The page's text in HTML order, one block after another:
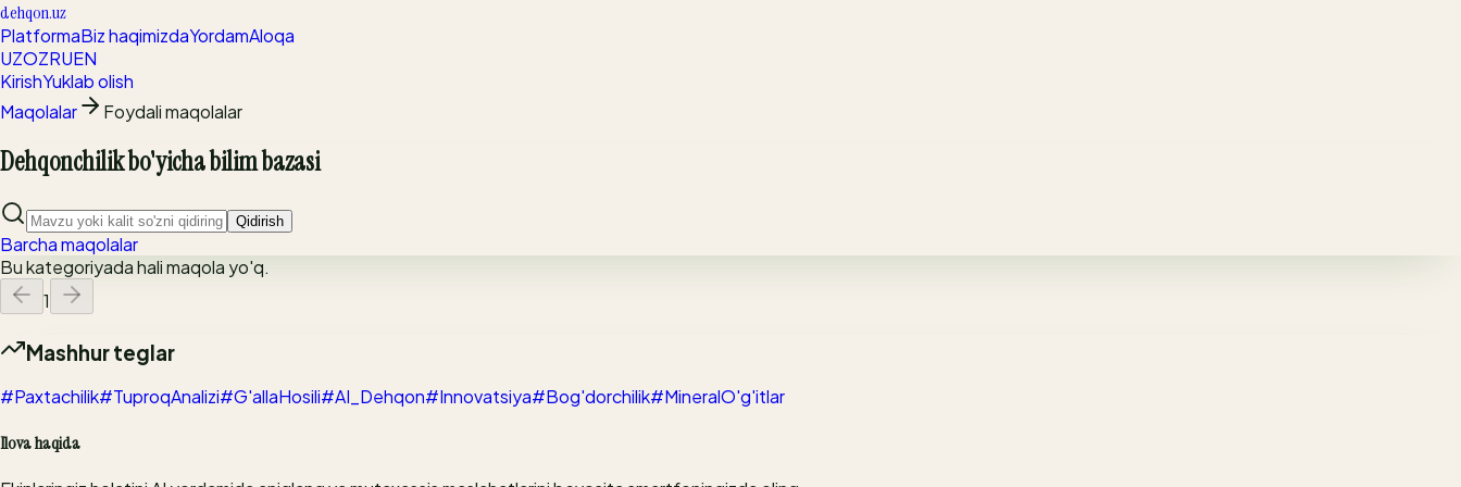
dehqon.uz
PlatformaBiz haqimizdaYordamAloqa
UZOZRUEN
KirishYuklab olish
Maqolalar
Foydali maqolalar
Dehqonchilik bo'yicha bilim bazasi
Qidirish
Barcha maqolalar
Bu kategoriyada hali maqola yo'q.
1
Mashhur teglar
#Paxtachilik#TuproqAnalizi#G'allaHosili#AI_Dehqon#Innovatsiya#Bog'dorchilik#MineralO'g'itlar
Ilova haqida